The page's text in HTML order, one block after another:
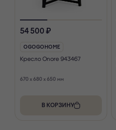
54 500 ₽
OGOGOHOME
Кресло Onore 943467
670 x 680 x 650 мм
В КОРЗИНУ